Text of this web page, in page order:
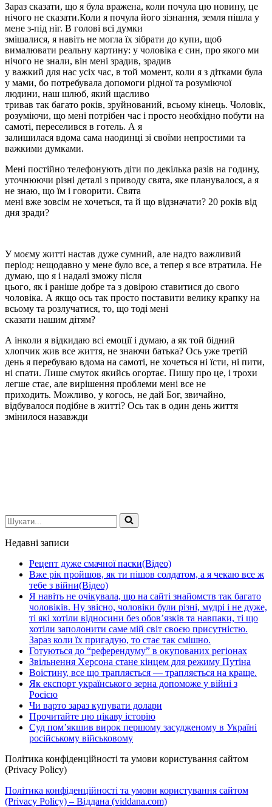
Зараз сказати, що я була вражена, коли почула цю новину, це
нічого не сказати.Коли я почула його зізнання, земля пішла у
мене з-під ніг. В голові всі думки
змішалися, я навіть не могла їх зібрати до купи, щоб
вималювати реальну картину: у чоловіка є син, про якого ми
нічого не знали, він мені зрадив, зрадив
у важкий для нас усіх час, в той момент, коли я з дітками була
у мами, бо потребувала допомоги рідної та розуміючої
людини, наш шлюб, який щасливо
тривав так багато років, зруйнований, всьому кінець. Чоловік,
розуміючи, що мені потрібен час і просто необхідно побути на
самоті, переселився в готель. А я
залишилася вдома сама наодинці зі своїми непростими та
важкими думками.
Мені постійно телефонують діти по декілька разів на годину,
уточнюючи різні деталі з приводу свята, яке планувалося, а я
не знаю, що їм і говорити. Свята
мені вже зовсім не хочеться, та й що відзначати? 20 років від
дня зради?
У моєму житті настав дуже сумний, але надто важливий
період: нещодавно у мене було все, а тепер я все втратила. Не
думаю, що я і надалі зможу після
цього, як і раніше добре та з довірою ставитися до свого
чоловіка. А якщо ось так просто поставити велику крапку на
всьому та розлучатися, то, що тоді мені
сказати нашим дітям?
А інколи я відкидаю всі емоції і думаю, а як той бідний
хлопчик жив все життя, не знаючи батька? Ось уже третій
день я перебуваю вдома на самоті, не хочеться ні їсти, ні пити,
ні спати. Лише смуток якийсь огортає. Пишу про це, і трохи
легше стає, але вирішення проблеми мені все не
приходить. Можливо, у когось, не дай Бог, звичайно,
відбувалося подібне в житті? Ось так в один день життя
змінилося назавжди
Шукати...
Недавні записи
Рецепт дуже смачної паски(Відео)
Вже рік пройшов, як ти пішов солдатом, а я чекаю все ж
тебе з війни(Відео)
Я навіть не очікувала, що на сайті знайомств так багато
чоловіків. Ну звісно, чоловіки були різні, мудрі і не дуже,
ті які хотіли відносини без обов’язків та навпаки, ті що
хотіли заполонити саме мій світ своєю присутністю.
Зараз коли їх пригадую, то стає так смішно.
Готуються до “референдуму” в окупованих регіонах
Звільнення Херсона стане кінцем для режиму Путіна
Воістину, все що трапляється — трапляється на краще.
Як експорт українського зерна допоможе у війні з
Росією
Чи варто зараз купувати долари
Прочитайте цю цікаву історію
Суд пом’якшив вирок першому засудженому в Україні
російському військовому
Політика конфіденційності та умови користування сайтом
(Privacy Policy)
Політика конфіденційності та умови користування сайтом
(Privacy Policy) – Віддана (viddana.com)